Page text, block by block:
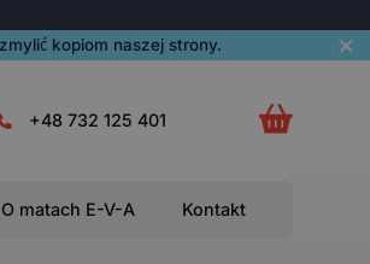
kopiom naszej strony.
+48 732 125 401
O matach E-V-A Kontakt